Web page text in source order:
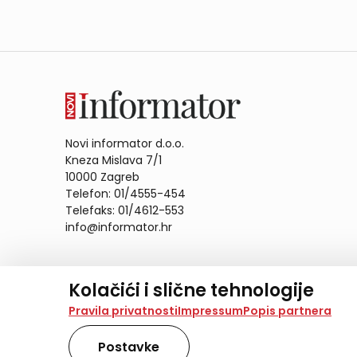
Kolačići i slične tehnologije
Na našoj web stranici koristimo kolačiće i slične
analiziramo promet na stranici te prikazujemo
također koriste ove tehnologije.
Pravila privatnostiImpressumPopis partnera
Postavke
Novi informator d.o.o.
Kneza Mislava 7/1
10000 Zagreb
Telefon: 01/4555-454
Telefaks: 01/4612-553
info@informator.hr